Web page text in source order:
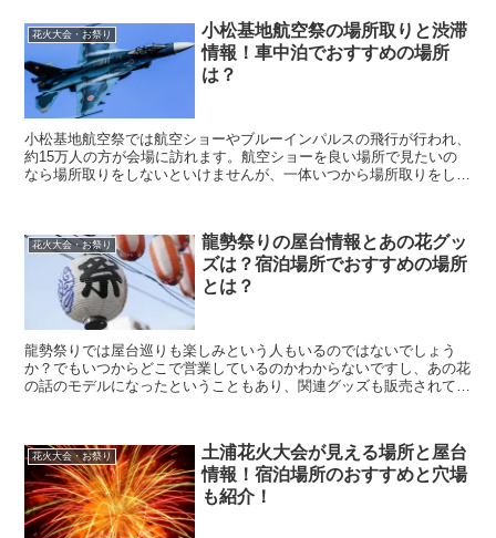
花火大会・お祭り
小松基地航空祭の場所取りと渋滞
情報！車中泊でおすすめの場所
は？
小松基地航空祭では航空ショーやブルーインパルスの飛行が行われ、
約15万人の方が会場に訪れます。航空ショーを良い場所で見たいの
なら場所取りをしないといけませんが、一体いつから場所取りをした
花火大会・お祭り
龍勢祭りの屋台情報とあの花グッ
ズは？宿泊場所でおすすめの場所
とは？
龍勢祭りでは屋台巡りも楽しみという人もいるのではないでしょう
か？でもいつからどこで営業しているのかわからないですし、あの花
の話のモデルになったということもあり、関連グッズも販売されてい
花火大会・お祭り
土浦花火大会が見える場所と屋台
情報！宿泊場所のおすすめと穴場
も紹介！